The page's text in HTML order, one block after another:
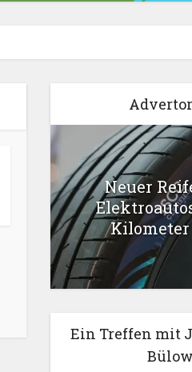
Neuer
Kilometer
Ein Treffen mit
Bülow